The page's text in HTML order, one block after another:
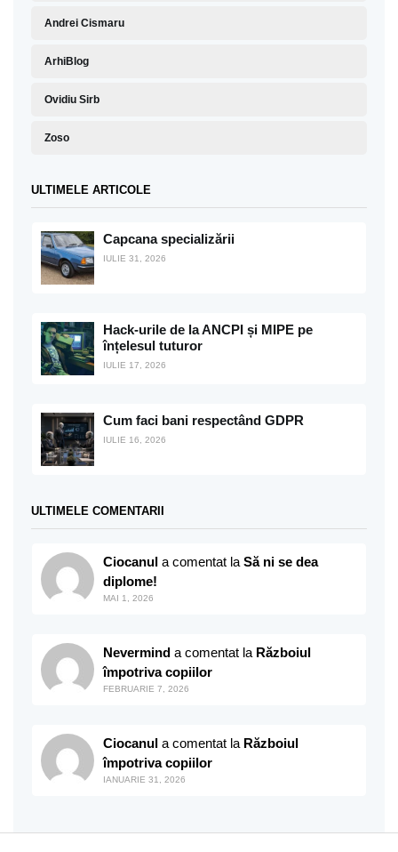
Andrei Cismaru
ArhiBlog
Ovidiu Sirb
Zoso
ULTIMELE ARTICOLE
Capcana specializării
IULIE 31, 2026
Hack-urile de la ANCPI și MIPE pe
înțelesul tuturor
IULIE 17, 2026
Cum faci bani respectând GDPR
IULIE 16, 2026
ULTIMELE COMENTARII
Ciocanul a comentat la Să ni se dea
diplome!
MAI 1, 2026
Nevermind a comentat la Războiul
împotriva copiilor
FEBRUARIE 7, 2026
Ciocanul a comentat la Războiul
împotriva copiilor
IANUARIE 31, 2026